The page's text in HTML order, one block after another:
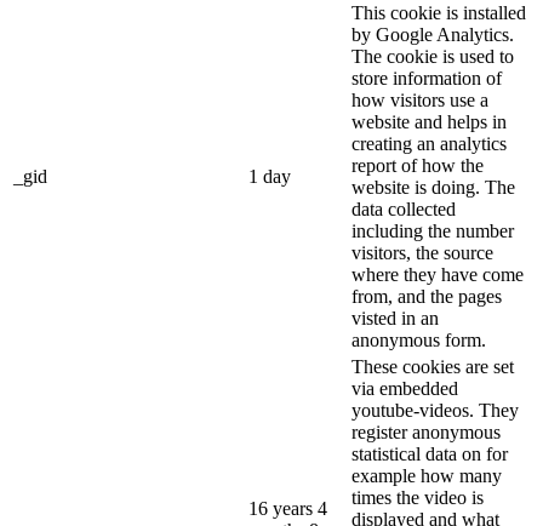
_gid 1 day
This cookie is installed
by Google Analytics.
The cookie is used to
store information of
how visitors use a
website and helps in
creating an analytics
report of how the
website is doing. The
data collected
including the number
visitors, the source
where they have come
from, and the pages
visted in an
anonymous form.
16 years 4
These cookies are set
via embedded
youtube-videos. They
register anonymous
statistical data on for
example how many
times the video is
displayed and what